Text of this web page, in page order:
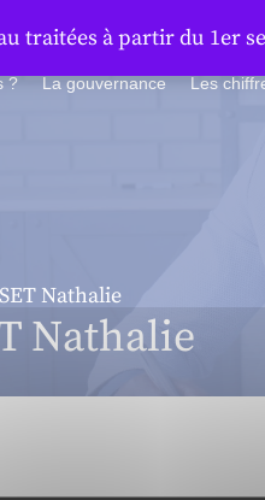
? La gouvernance Les
Nathalie
Nathalie
traitées à partir du 1er